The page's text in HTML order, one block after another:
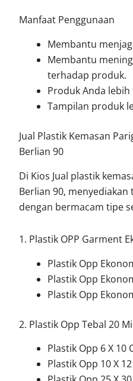
Manfaat Penggunaan
Membantu
Membantu
terhadap produk.
Produk Anda
Tampilan produk
Jual Plastik Kemasan
Berlian 90
Di Kios Jual plastik
Berlian 90, menyediakan
dengan bermacam tipe
1. Plastik OPP Garment
Plastik Opp
Plastik Opp
Plastik Opp
2. Plastik Opp Tebal 20
Plastik Opp 6 X 10
Plastik Opp 10 X